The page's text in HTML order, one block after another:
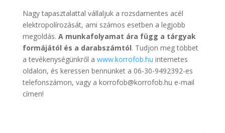
Nagy tapasztalattal vállaljuk a rozsdamentes acél
elektropolírozását, ami számos esetben a legjobb
megoldás. A munkafolyamat ára függ a tárgyak
formájától és a darabszámtól. Tudjon meg többet
a tevékenységünkről a www.korrofob.hu internetes
oldalon, és keressen bennünket a 06-30-9492392-es
telefonszámon, vagy a korrofob@korrofob.hu e-mail
címen!